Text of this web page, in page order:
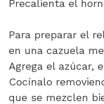
Precalienta el
Para preparar el
en una cazuela
Agrega el azúcar,
Cocínalo
que se mezclen